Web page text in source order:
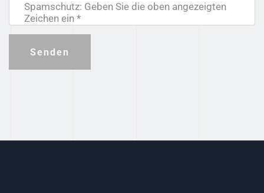
Spamschutz: Geben Sie die oben angezeigten
Zeichen ein *
Senden